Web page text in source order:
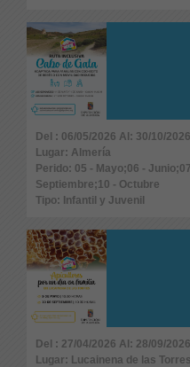
Del : 06/05/2026 Al: 30/10/2026
Lugar: Almería
Perido: 05 - Mayo;06 -
Septiembre;10 - Octubre
Tipo: Infantil y Juvenil
Del : 27/04/2026 Al: 28/09/2026
Lugar: Lucainena de las Torres